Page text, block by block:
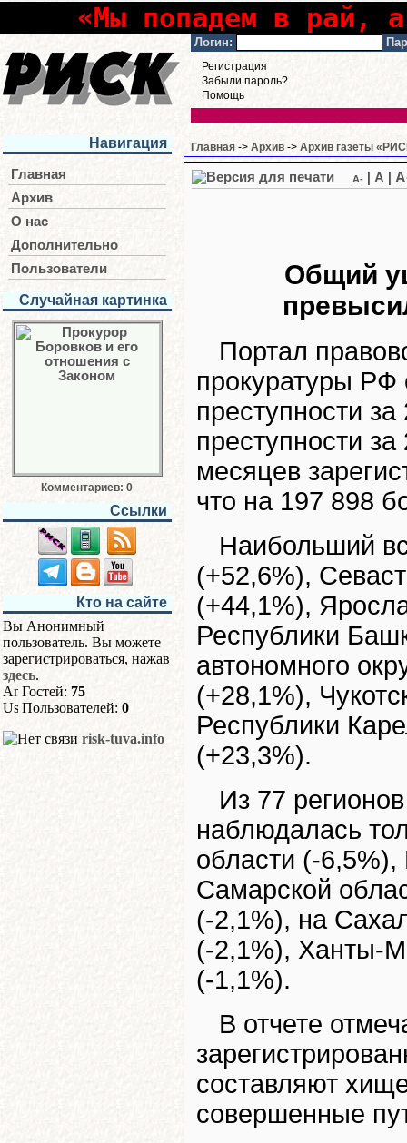
«Мы попадем в рай,
Логин:
Регистрация
Забыли пароль?
Помощь
Навигация
Главная
Архив
О нас
Дополнительно
Пользователи
Случайная картинка
Комментариев: 0
Ссылки
Кто на сайте
Вы Анонимный
пользователь. Вы можете
зарегистрироваться, нажав
здесь.
Гостей: 75
Пользователей: 0
risk-tuva.info
Главная -> Архив -> Архив газеты
A- A
Общий
Портал
прокуратуры РФ
преступности
преступности
месяцев
что на 197 898
Наибольший
(+52,6%),
(+44,1%),
Республики
автономного
(+28,1%),
Республики
(+23,3%).
Из 77
наблюдалась
области (-
Самарской
(-2,1%), на
(-2,1%), Ханты-
(-1,1%).
В отчете
составляют
совершенные